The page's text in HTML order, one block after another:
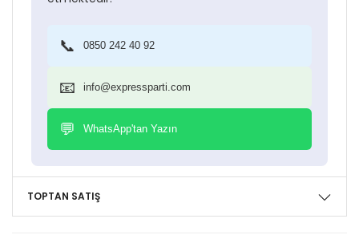
📞 0850 242 40 92
📧 info@expressparti.com
💬 WhatsApp'tan Yazın
TOPTAN SATIŞ